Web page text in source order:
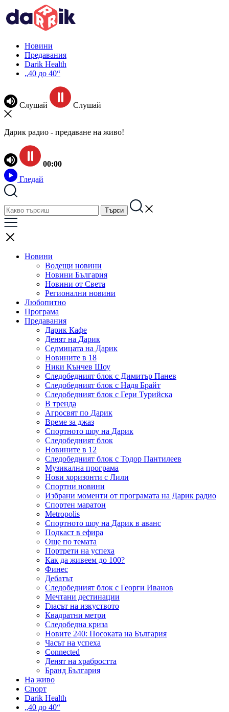
Новини
Предавания
Darik Health
„40 до 40“
Слушай Слушай
Дарик радио - предаване на живо!
00:00
Гледай
Новини
Водещи новини
Новини България
Новини от Света
Регионални новини
Любопитно
Програма
Предавания
Дарик Кафе
Денят на Дарик
Седмицата на Дарик
Новините в 18
Ники Кънчев Шоу
Следобедният блок с Димитър Панев
Следобедният блок с Надя Брайт
Следобедният блок с Гери Турийска
В тренда
Агросвят по Дарик
Време за джаз
Спортното шоу на Дарик
Следобедният блок
Новините в 12
Следобедният блок с Тодор Пантилеев
Музикална програма
Нови хоризонти с Лили
Спортни новини
Избрани моменти от програмата на Дарик радио
Спортен маратон
Metropolis
Спортното шоу на Дарик в аванс
Подкаст в ефира
Още по темата
Портрети на успеха
Как да живеем до 100?
Финес
Дебатът
Следобедният блок с Георги Иванов
Мечтани дестинации
Гласът на изкуството
Квадратни метри
Следобедна криза
Новите 240: Посоката на България
Часът на успеха
Connected
Денят на храбростта
Бранд България
На живо
Спорт
Darik Health
„40 до 40“